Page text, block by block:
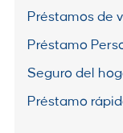
Préstamos de
Préstamo
Seguro del
Préstamo